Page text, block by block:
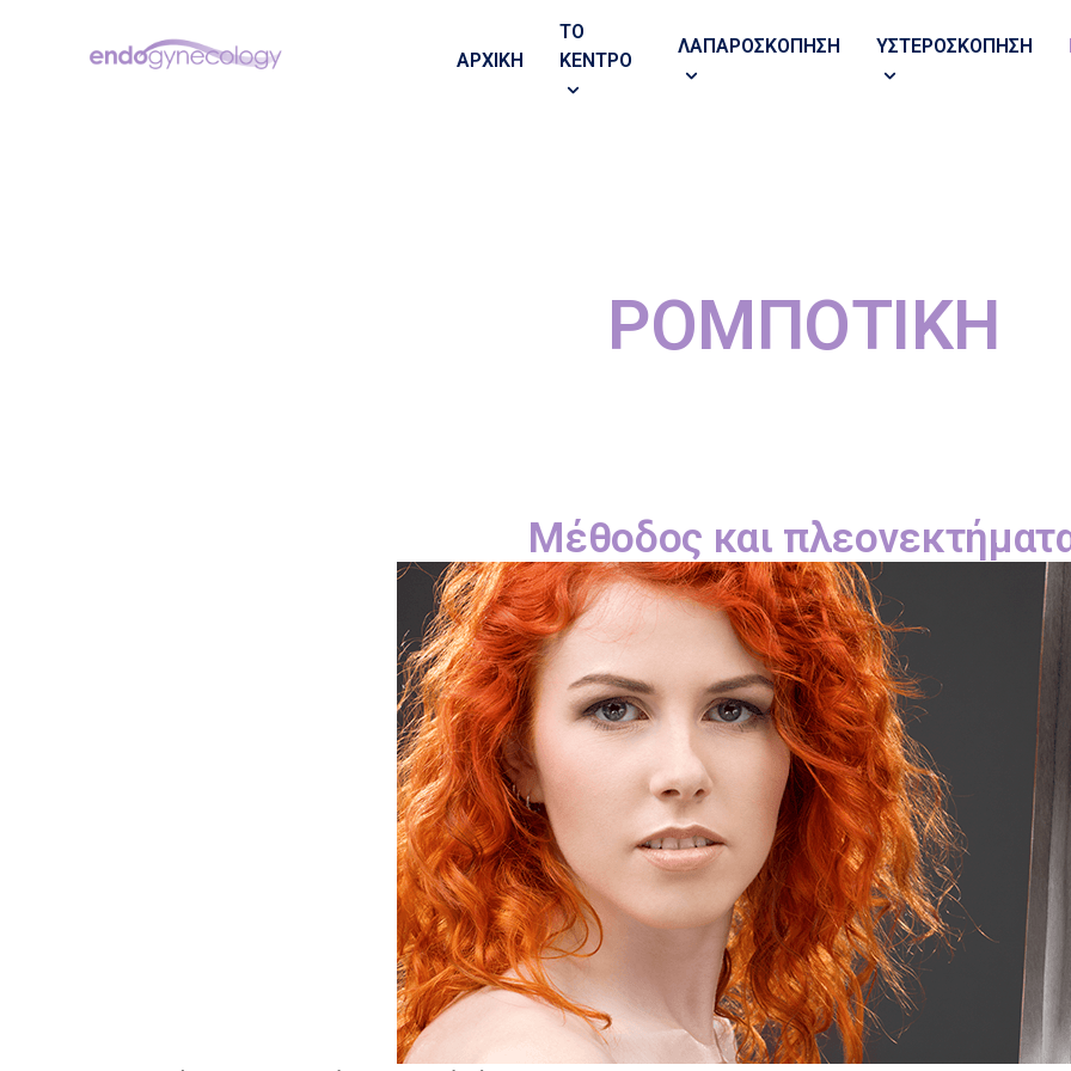
ΑΡΧΙΚΗ
ΤΟ
ΚΕΝΤΡΟ
ΛΑΠΑΡΟΣΚΟΠΗΣΗ ΥΣΤΕΡΟΣΚΟΠΗΣΗ
ΡΟΜΠΟΤΙΚΗ
ΛΑΠΑΡΟΣΚΟΠΗΣΗ
ΥΣΤΕΡΟΣΚΟΠΗΣΗ
ΕΠΙΚΟΙΝΩΝΙΑ Μέθοδος και